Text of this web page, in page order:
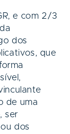
e com 2/3
dos
que
de uma
ser
dos